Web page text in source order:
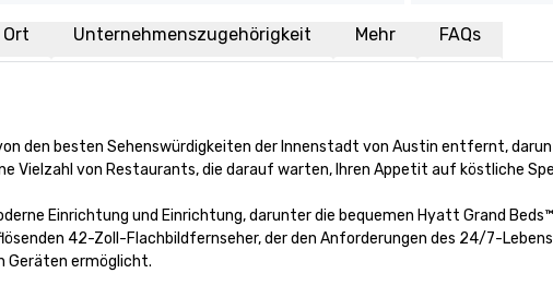
Ort Unternehmenszugehörigkeit Mehr FAQs
den besten Sehenswürdigkeiten der Innenstadt von Austin entfernt,
von Restaurants, die darauf warten, Ihren Appetit auf köstliche
Einrichtung und Einrichtung, darunter die bequemen Hyatt Grand
42-Zoll-Flachbildfernseher, der den Anforderungen des 24/7-
Geräten ermöglicht.